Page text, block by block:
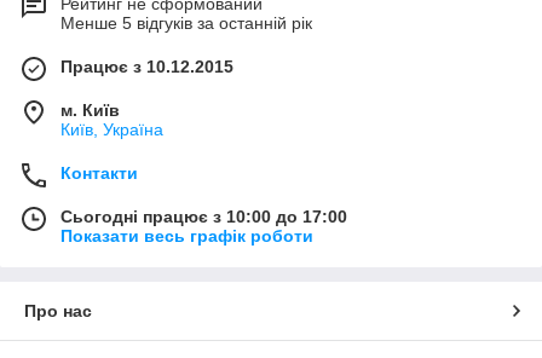
Менше 5 відгуків за останній рік
Працює з 10.12.2015
м. Київ
Київ, Україна
Контакти
Сьогодні працює з 10:00 до 17:00
Показати весь графік роботи
Про нас